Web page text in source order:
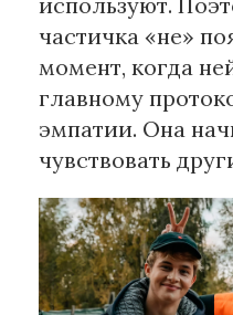
частичка «не»
момент, когда
главному
эмпатии. Она
чувствовать